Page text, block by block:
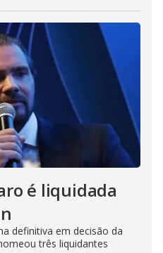
é liquidada
definitiva em decisão da
três liquidantes